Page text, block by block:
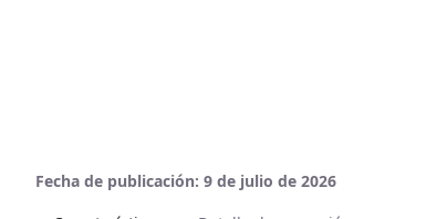
Fecha de publicación: 9 de julio de 2026